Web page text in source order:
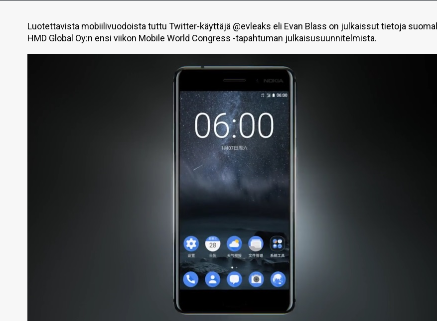
Luotettavista mobiilivuodoista tuttu Twitter-käyttäjä @evleaks eli Evan Blass on julkaissut tietoja
HMD Global Oy:n ensi viikon Mobile World Congress -tapahtuman julkaisusuunnitelmista.